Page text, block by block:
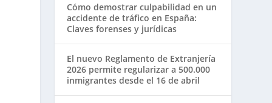
Cómo demostrar culpabilidad en un
accidente de tráfico en España:
Claves forenses y jurídicas
El nuevo Reglamento de Extranjería
2026 permite regularizar a 500.000
inmigrantes desde el 16 de abril